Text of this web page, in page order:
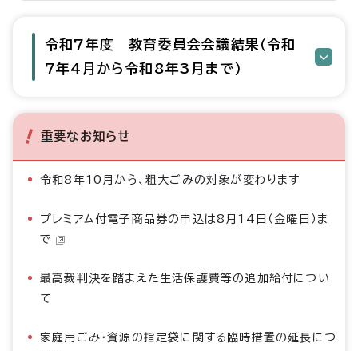
令和7年度 教育委員会会議結果（令和
7年4月から令和8年3月まで）
重要なお知らせ
令和8年10月から、粗大ごみの対象が変わります
プレミアム付電子商品券の申込は8月14日（金曜日）ま
で
最高裁判決を踏まえた生活保護費等の追加給付につい
て
家庭用ごみ・資源の指定袋に関する臨時措置の延長につ